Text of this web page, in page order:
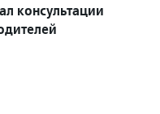
консультации